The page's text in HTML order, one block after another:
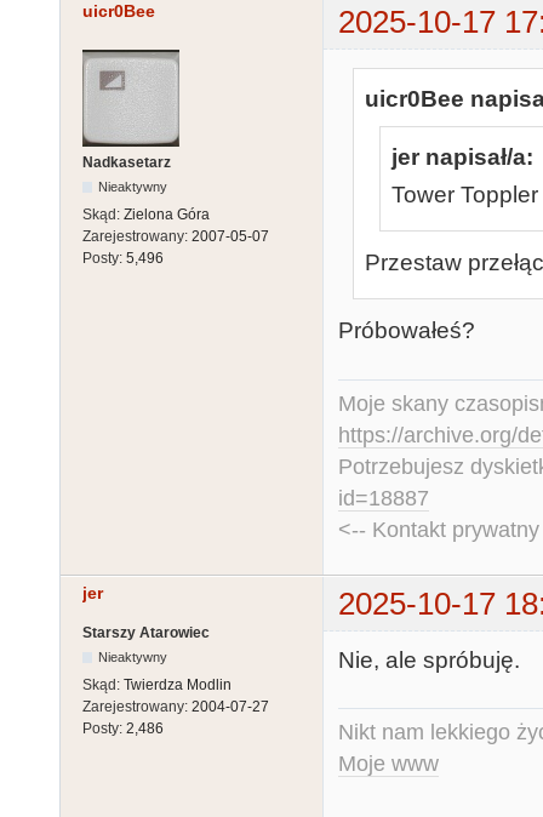
uicr0Bee 2025-10-17
Nadkasetarz
Nieaktywny
Skąd: Zielona Góra
Zarejestrowany: 2007-05-07
Posty: 5,496
uicr0Bee
jer napisał/a:
Tower
Przestaw
Próbowałeś?
Moje skany
https://archive.org/
Potrzebujesz
id=18887
<-- Kontakt
jer 2025-10-17
Starszy Atarowiec
Nieaktywny
Skąd: Twierdza Modlin
Zarejestrowany: 2004-07-27
Posty: 2,486
Nie, ale spróbuję.
Nikt nam lekkiego
Moje www